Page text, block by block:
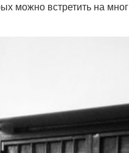
можно встретить на